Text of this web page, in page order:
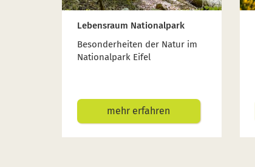
Lebensraum Nationalpark
Besonderheiten der Natur im
Nationalpark Eifel
mehr erfahren